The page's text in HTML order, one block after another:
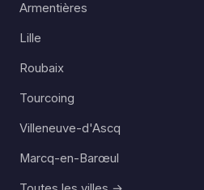
Armentières
Lille
Roubaix
Tourcoing
Villeneuve-d'Ascq
Marcq-en-Barœul